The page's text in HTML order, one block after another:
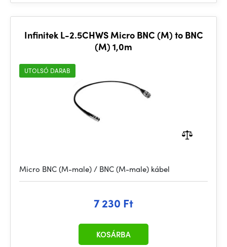
Infinitek L-2.5CHWS Micro BNC (M) to BNC
(M) 1,0m
UTOLSÓ DARAB
Micro BNC (M-male) / BNC (M-male) kábel
7 230 Ft
KOSÁRBA